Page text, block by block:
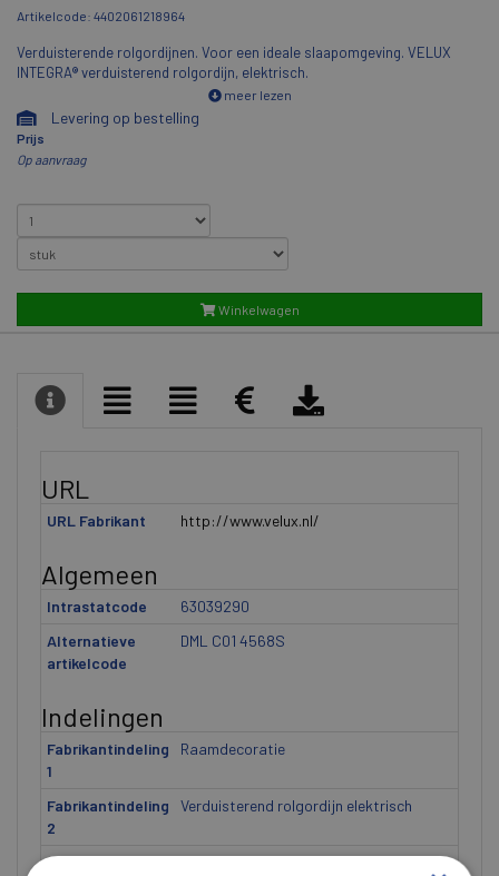
Artikelcode: 4402061218964
Verduisterende rolgordijnen. Voor een ideale slaapomgeving. VELUX
INTEGRA® verduisterend rolgordijn, elektrisch.
meer lezen
Levering op bestelling
Prijs
Op aanvraag
Winkelwagen
URL
URL Fabrikant http://www.velux.nl/
Algemeen
Intrastatcode
63039290
Alternatieve
artikelcode
DML C01 4568S
Indelingen
Fabrikantindeling
1
Raamdecoratie
Fabrikantindeling
2
Verduisterend rolgordijn elektrisch
Fabrikantindeling DML